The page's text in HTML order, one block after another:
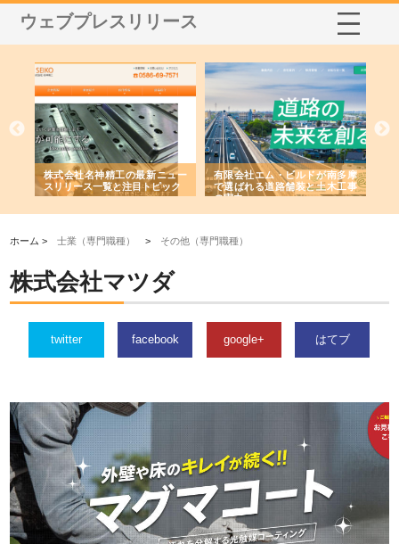
ウェブプレスリリース
株式会社名神精工の最新ニュー
スリリース一覧と注目トピック
有限会社エム・ビルドが南多摩
で選ばれる道路舗装と土木工事
の実力
ホーム >士業（専門職種） > その他（専門職種）
株式会社マツダ
twitter facebook google+ はてブ